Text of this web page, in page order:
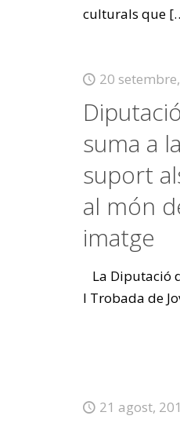
culturals que
20
suma a
suport
al món
imatge
La Diputació
I Trobada de
21 agost,